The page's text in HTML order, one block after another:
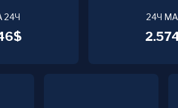
24Ч 24Ч